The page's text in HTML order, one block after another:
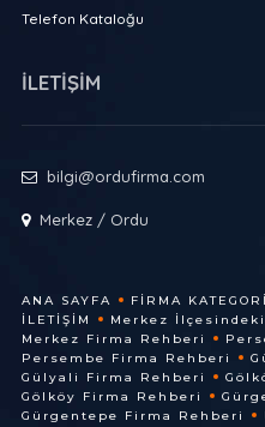
Telefon Kataloğu
İLETİŞİM
bilgi@ordufirma.com
Merkez / Ordu
ANA SAYFA FIRMA
İLETIŞIM
Merkez
Merkez Firma Rehberi
Persembe Firma Rehberi
Gülyali Firma Rehberi
Gölköy Firma Rehberi
Gürgentepe Firma Rehberi